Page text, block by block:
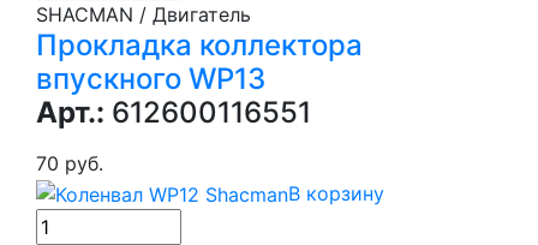
SHACMAN / Двигатель
Прокладка коллектора
впускного WP13
Арт.: 612600116551
70 руб.
В корзину